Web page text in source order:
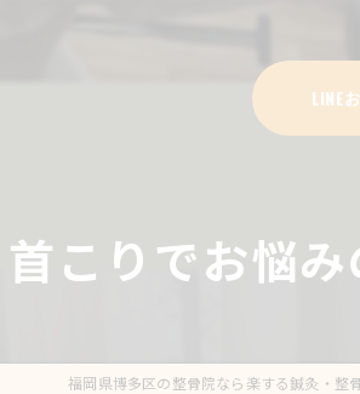
LINE
こりでお悩
福岡県博多区の整骨院なら楽する鍼灸・整